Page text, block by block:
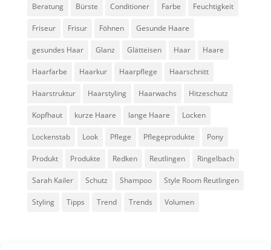
Beratung Bürste Conditioner Farbe Feuchtigkeit
Friseur Frisur Föhnen Gesunde Haare
gesundes Haar Glanz Glätteisen Haar Haare
Haarfarbe Haarkur Haarpflege Haarschnitt
Haarstruktur Haarstyling Haarwachs Hitzeschutz
Kopfhaut kurze Haare lange Haare Locken
Lockenstab Look Pflege Pflegeprodukte Pony
Produkt Produkte Redken Reutlingen Ringelbach
Sarah Kailer Schutz Shampoo Style Room Reutlingen
Styling Tipps Trend Trends Volumen